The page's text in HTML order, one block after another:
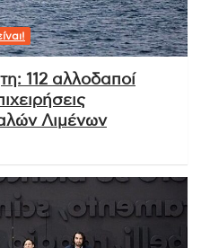
112 αλλοδαποί
Λιμένων